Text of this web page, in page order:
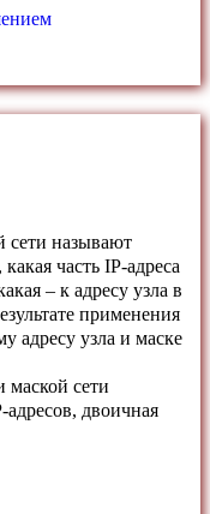
сети называют
часть IP-адреса
– к адресу узла в
применения
адресу узла и маске
маской сети
адресов, двоичная